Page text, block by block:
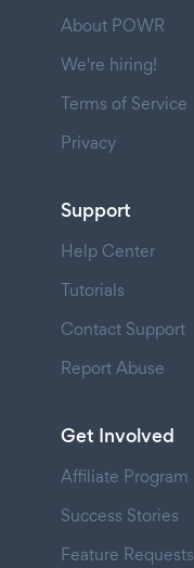
About POWR
We're hiring!
Terms of Service
Privacy
Support
Help Center
Tutorials
Contact Support
Report Abuse
Get Involved
Affiliate Program
Success Stories
Feature Requests